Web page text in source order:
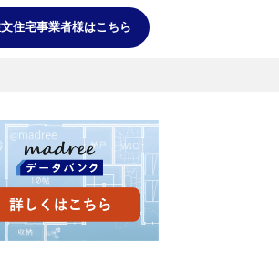
住宅事業者様はこちら